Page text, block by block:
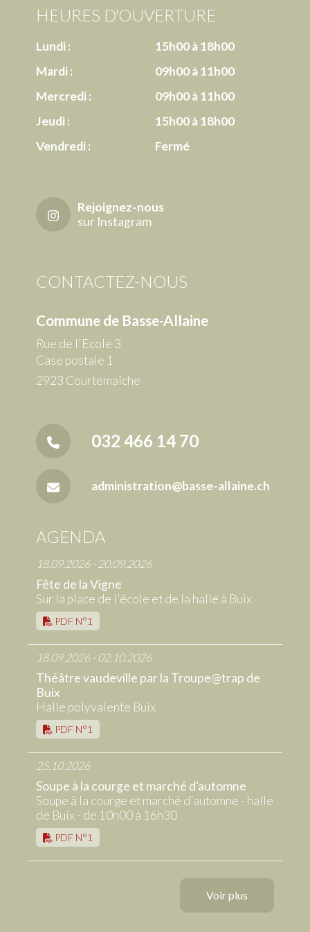
HEURES D'OUVERTURE
Lundi :
15h00 à 18h00
Mardi :
09h00 à 11h00
Mercredi :
09h00 à 11h00
Jeudi :
15h00 à 18h00
Vendredi :
Fermé
Rejoignez-nous
sur Instagram
CONTACTEZ-NOUS
Commune de Basse-Allaine
Rue de l'Ecole 3
Case postale 1
2923 Courtemaîche
032 466 14 70
administration@basse-allaine.ch
AGENDA
18.09.2026 - 20.09.2026
Fête de la Vigne
Sur la place de l'école et de la halle à Buix
PDF N°1
18.09.2026 - 02.10.2026
Théâtre vaudeville par la Troupe@trap de
Buix
Halle polyvalente Buix
PDF N°1
25.10.2026
Soupe à la courge et marché d'automne
Soupe à la courge et marché d'automne - halle
de Buix - de 10h00 à 16h30
PDF N°1
Voir plus